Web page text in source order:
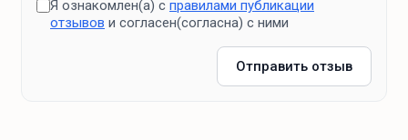
Я ознакомлен(а) с правилами публикации
отзывов и согласен(согласна) с ними
Отправить отзыв